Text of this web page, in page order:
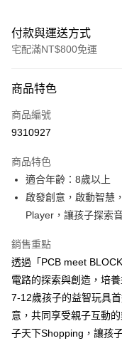
付款與運送方式
宅配滿NT$800免運
信用卡一次付款
LINE Pay
大哥付你分期
相關說明
【大哥付你分期使用說明】
1.本服務由台灣大哥大提
流程，驗證手機門號後，選
成交易。
3.實際核准額度、可分期數
4.訂單成立30分鐘內，如
消。如遇「轉專審核」未通
法說明評估內容。
1.分期款項不併入電信帳
AFTEE先享後付
相關說明
AFTEE先享後付是「在收
便利好安心！
１．簡單：不需註冊會員
２．便利：只要手機號碼
３．安心：先確認商品／服
ATM付款
運送方式
國內宅配/郵寄 (不適用
每筆NT$70，滿
商品特色
商品編號
9310927
商品特色
適合年齡：8歲以上
啟發創意，啟動智慧
Player，讓孩子探索
銷售重點
透過「PCB meet
電路的探索與創造，培
7-12歲孩子的益智玩具
意，共同享受親子互動
子天下Shopping，讓孩